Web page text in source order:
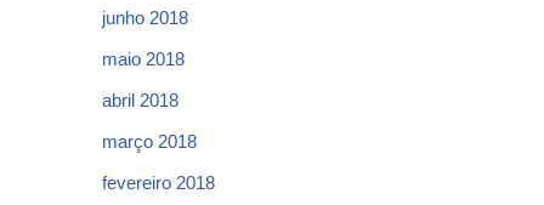
junho 2018
maio 2018
abril 2018
março 2018
fevereiro 2018